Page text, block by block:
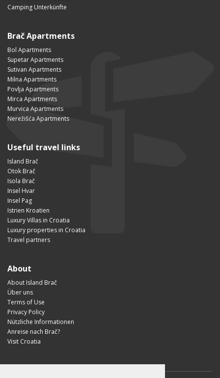
Camping Unterkünfte
Brač Apartments
Bol Apartments
Supetar Apartments
Sutivan Apartments
Milna Apartments
Povlja Apartments
Mirca Apartments
Murvica Apartments
Nerežišća Apartments
Useful travel links
Island Brač
Otok Brač
Isola Brač
Insel Hvar
Insel Pag
Istrien Kroatien
Luxury Villas in Croatia
Luxury properties in Croatia
Travel partners
About
About Island Brač
Über uns
Terms of Use
Privacy Policy
Nützliche Informationen
Anreise nach Brač?
Visit Croatia